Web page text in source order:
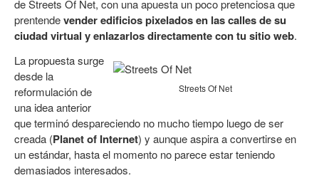
deStreets Of Net, con una apuesta un poco pretenciosa que
prentendevender edificios pixelados en las calles de su
ciudad virtual y enlazarlos directamente con tu sitio web.
Streets Of Net
La propuesta surge
desde la
reformulación de
una idea anterior
que terminó despareciendo no mucho tiempo luego de ser
creada (Planet of Internet) y aunque aspira a convertirse en
un estándar, hasta el momento no parece estar teniendo
demasiados interesados.